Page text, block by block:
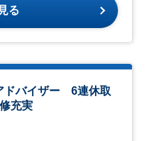
る
ドバイザー 6連休取
充実